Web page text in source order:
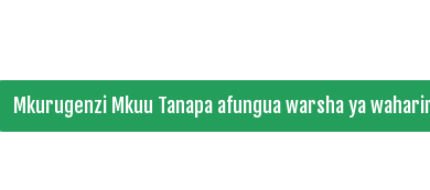
Mkurugenzi Mkuu Tanapa afungua warsha ya